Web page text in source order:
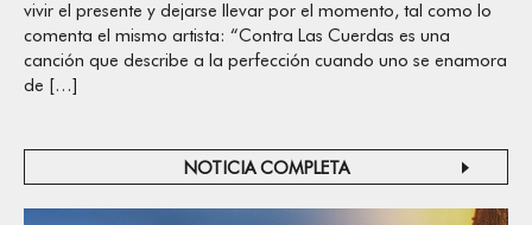
vivir el presente y dejarse llevar por el momento, tal como lo
comenta el mismo artista: “Contra Las Cuerdas es una
canción que describe a la perfección cuando uno se enamora
de […]
NOTICIA COMPLETA